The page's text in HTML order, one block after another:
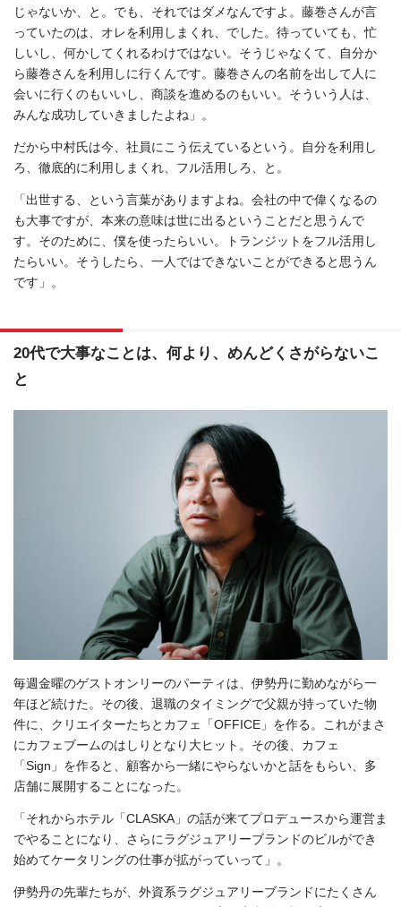
じゃないか、と。でも、それではダメなんですよ。藤巻さんが言
っていたのは、オレを利用しまくれ、でした。待っていても、忙
しいし、何かしてくれるわけではない。そうじゃなくて、自分か
ら藤巻さんを利用しに行くんです。藤巻さんの名前を出して人に
会いに行くのもいいし、商談を進めるのもいい。そういう人は、
みんな成功していきましたよね」。
だから中村氏は今、社員にこう伝えているという。自分を利用し
ろ、徹底的に利用しまくれ、フル活用しろ、と。
「出世する、という言葉がありますよね。会社の中で偉くなるの
も大事ですが、本来の意味は世に出るということだと思うんで
す。そのために、僕を使ったらいい。トランジットをフル活用し
たらいい。そうしたら、一人ではできないことができると思うん
です」。
20代で大事なことは、何より、めんどくさがらないこ
と
毎週金曜のゲストオンリーのパーティは、伊勢丹に勤めながら一
年ほど続けた。その後、退職のタイミングで父親が持っていた物
件に、クリエイターたちとカフェ「OFFICE」を作る。これがまさ
にカフェブームのはしりとなり大ヒット。その後、カフェ
「Sign」を作ると、顧客から一緒にやらないかと話をもらい、多
店舗に展開することになった。
「それからホテル「CLASKA」の話が来てプロデュースから運営ま
でやることになり、さらにラグジュアリーブランドのビルができ
始めてケータリングの仕事が拡がっていって」。
伊勢丹の先輩たちが、外資系ラグジュアリーブランドにたくさん